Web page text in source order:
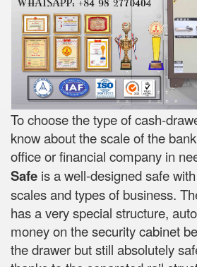
To choose the type of cash-
know about the scale of the
office or financial company in
Safe is a well-designed safe
scales and types of business.
has a very special structure,
money on the security cabinet
the drawer but still absolutely